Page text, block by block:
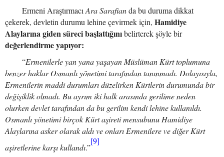
Ermeni AraştırmacıAra Sarafianda bu duruma dikkat
çekerek, devletin durumu lehine çevirmek için, Hamidiye
Alaylarına giden süreci başlattığınıbelirterek şöyle bir
değerlendirme yapıyor:
“Ermenilerle yan yana yaşayan Müslüman Kürt toplumuna
benzer haklar Osmanlı yönetimi tarafından tanınmadı. Dolayısıyla,
Ermenilerin maddi durumları düzelirken Kürtlerin durumunda bir
değişiklik olmadı. Bu ayrım iki halk arasında gerilime neden
olurken devlet tarafından da bu gerilim kendi lehine kullanıldı.
Osmanlı yönetimi birçok Kürt aşireti mensubunu Hamidiye
Alaylarına asker olarak aldı ve onları Ermenilere ve diğer Kürt
aşiretlerine karşı kullandı.”
[9]